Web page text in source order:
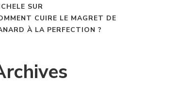
SUR
CUIRE LE MAGRET DE
À LA PERFECTION ?